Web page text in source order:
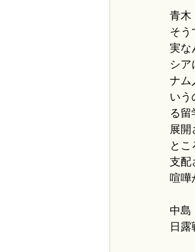
青木
そう
実な
シア
ナム
いう
る留
展開
と
支配
喧嘩
中島
日